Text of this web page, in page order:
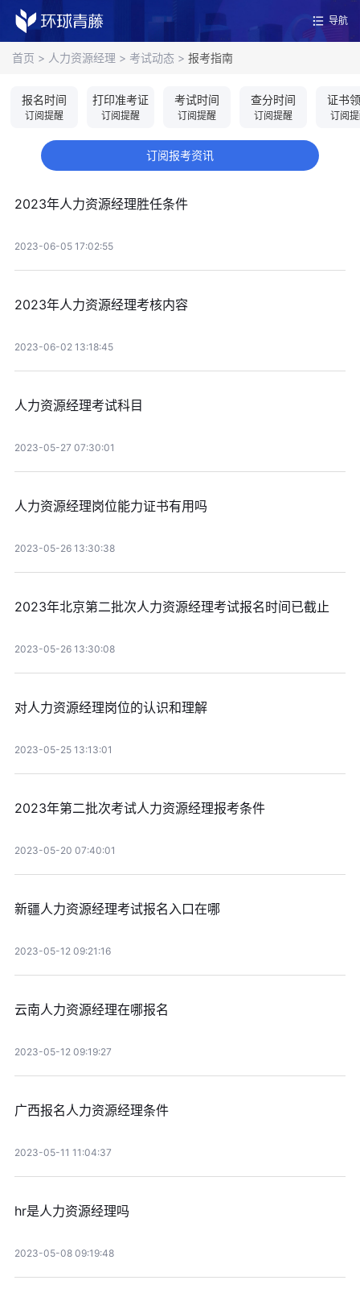
导航
首页 > 人力资源经理 > 考试动态 > 报考指南
报名时间
订阅提醒
打印准考证
订阅提醒
考试时间
订阅提醒
查分时间
订阅提醒
证书
订阅
订阅报考资讯
2023年人力资源经理胜任条件
2023-06-05 17:02:55
2023年人力资源经理考核内容
2023-06-02 13:18:45
人力资源经理考试科目
2023-05-27 07:30:01
人力资源经理岗位能力证书有用吗
2023-05-26 13:30:38
2023年北京第二批次人力资源经理考试报名时间已截止
2023-05-26 13:30:08
对人力资源经理岗位的认识和理解
2023-05-25 13:13:01
2023年第二批次考试人力资源经理报考条件
2023-05-20 07:40:01
新疆人力资源经理考试报名入口在哪
2023-05-12 09:21:16
云南人力资源经理在哪报名
2023-05-12 09:19:27
广西报名人力资源经理条件
2023-05-11 11:04:37
hr是人力资源经理吗
2023-05-08 09:19:48